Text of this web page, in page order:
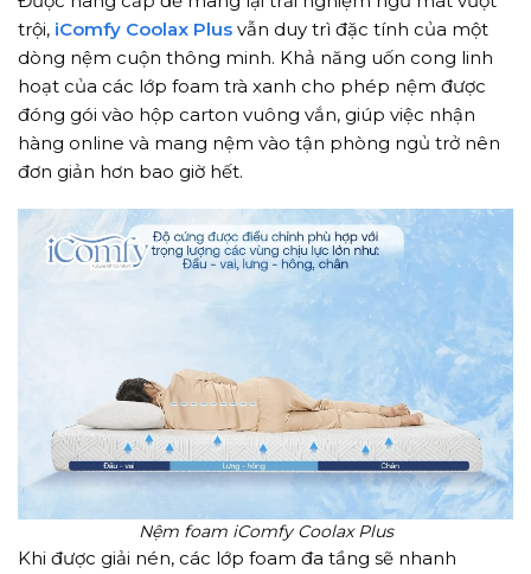
trội, iComfy Coolax Plus vẫn duy trì đặc tính của một
dòng nệm cuộn thông minh. Khả năng uốn cong linh
hoạt của các lớp foam trà xanh cho phép nệm được
đóng gói vào hộp carton vuông vắn, giúp việc nhận
hàng online và mang nệm vào tận phòng ngủ trở nên
đơn giản hơn bao giờ hết.
Nệm foam iComfy Coolax Plus
Khi được giải nén, các lớp foam đa tầng sẽ nhanh